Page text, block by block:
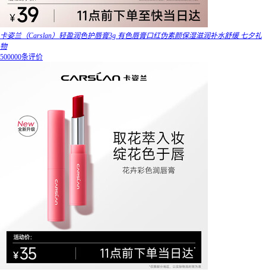
卡姿兰（Carslan）轻盈润色护唇膏3g 有色唇膏口红伪素颜保湿滋润补水舒缓 七夕礼
物
500000条评价